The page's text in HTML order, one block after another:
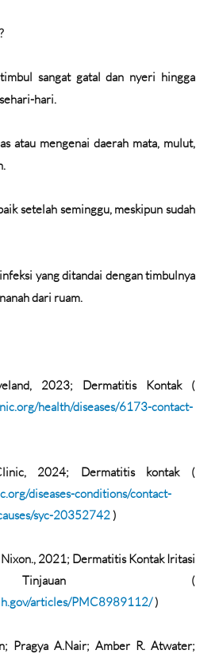
sangat gatal dan nyeri hingga
hari.
atau mengenai daerah mata, mulut,
setelah seminggu, meskipun sudah
yang ditandai dengan timbulnya
dari ruam.
2023; Dermatitis Kontak (
health/diseases/6173-contact-
2024; Dermatitis kontak (
diseases-conditions/contact-
syc-20352742 )
2021; Dermatitis Kontak Iritasi
(
articles/PMC8989112/)
Pragya A.Nair; Amber R. Atwater;